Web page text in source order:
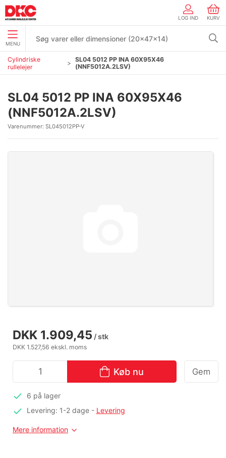
LOG IND KURV
MENU
Cylindriske
rullelejer
SL04 5012 PP INA 60X95X46
(NNF5012A.2LSV)
SL04 5012 PP INA 60X95X46
(NNF5012A.2LSV)
Varenummer: SL045012PP-V
DKK 1.909,45 / stk
DKK 1.527,56 ekskl. moms
Køb nu Gem
6 på lager
Levering: 1-2 dage- Levering
Mere information